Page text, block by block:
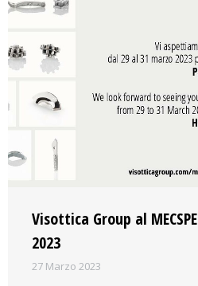
Visottica Group al MECSPE
2023
27 Marzo 2023